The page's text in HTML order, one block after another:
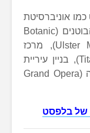
אוניברסיטת
קווינס (Queen’s University), הגנים הבוטנים (Botanic
Gardens), מוזיאון אלסטר (Ulster Museum), מרכז
מבקרי הטיטניק (Titanic Visitor Centre), בניין עיריית
בלפסט (Belfast Castle), בית האופרה (Grand Opera
של בלפסט